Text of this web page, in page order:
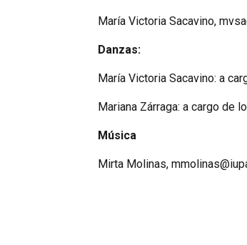
María Victoria Sacavino,
Danzas:
María Victoria Sacavino: a
Mariana Zárraga: a cargo de
Música
Mirta Molinas,